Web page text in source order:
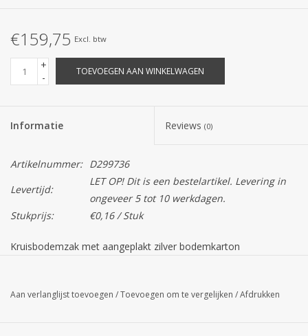
€159,75 Excl. btw
+
-
TOEVOEGEN AAN WINKELWAGEN
Informatie Reviews (0)
Artikelnummer: D299736
Levertijd:
LET OP! Dit is een bestelartikel. Levering in
ongeveer 5 tot 10 werkdagen.
Stukprijs:
€0,16 / Stuk
Kruisbodemzak met aangeplakt zilver bodemkarton
Aan verlanglijst toevoegen /Toevoegen om te vergelijken /Afdrukken